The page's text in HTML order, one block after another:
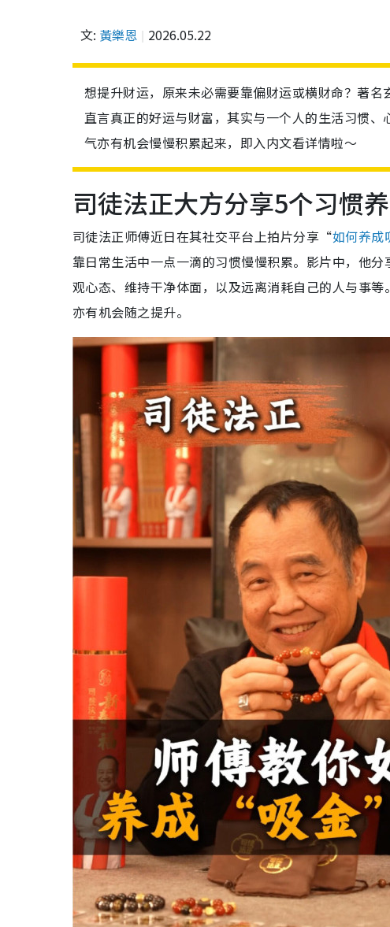
文: 黃樂恩 2026.05.22
想提升财运，原来未必需要靠偏财运或横财命？著
直言真正的好运与财富，其实与一个人的生活习惯
气亦有机会慢慢积累起来，即入内文看详情啦～
司徒法正大方分享5个习惯
司徒法正师傅近日在其社交平台上拍片分享“如何养成
靠日常生活中一点一滴的习惯慢慢积累。影片中，他
观心态、维持干净体面，以及远离消耗自己的人与事
亦有机会随之提升。